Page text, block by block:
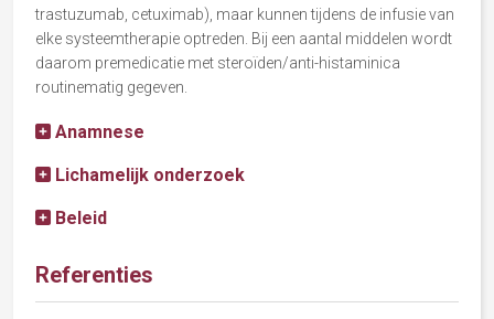
trastuzumab, cetuximab), maar kunnen tijdens de infusie van
elke systeemtherapie optreden. Bij een aantal middelen wordt
daarom premedicatie met steroïden/anti-histaminica
routinematig gegeven.
Anamnese
Lichamelijk onderzoek
Beleid
Referenties